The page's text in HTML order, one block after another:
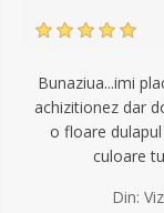
Bunaziua...imi
achizitionez dar
o floare
culoare
Din: